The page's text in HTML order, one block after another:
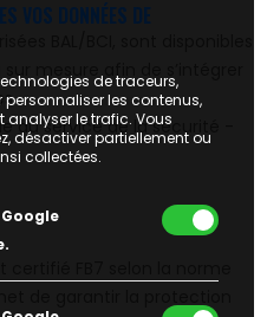
BAL/BCI, sont disponibles
mesure afin de s’intégrer
VOS DONNÉES DE
de traceurs,
personnaliser les contenus,
le trafic. Vous
désactiver partiellement ou
collectées.